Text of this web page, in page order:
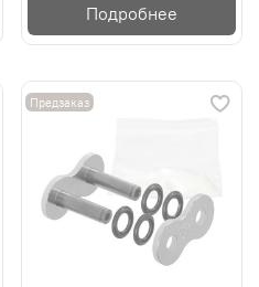
Подробнее
Предзаказ